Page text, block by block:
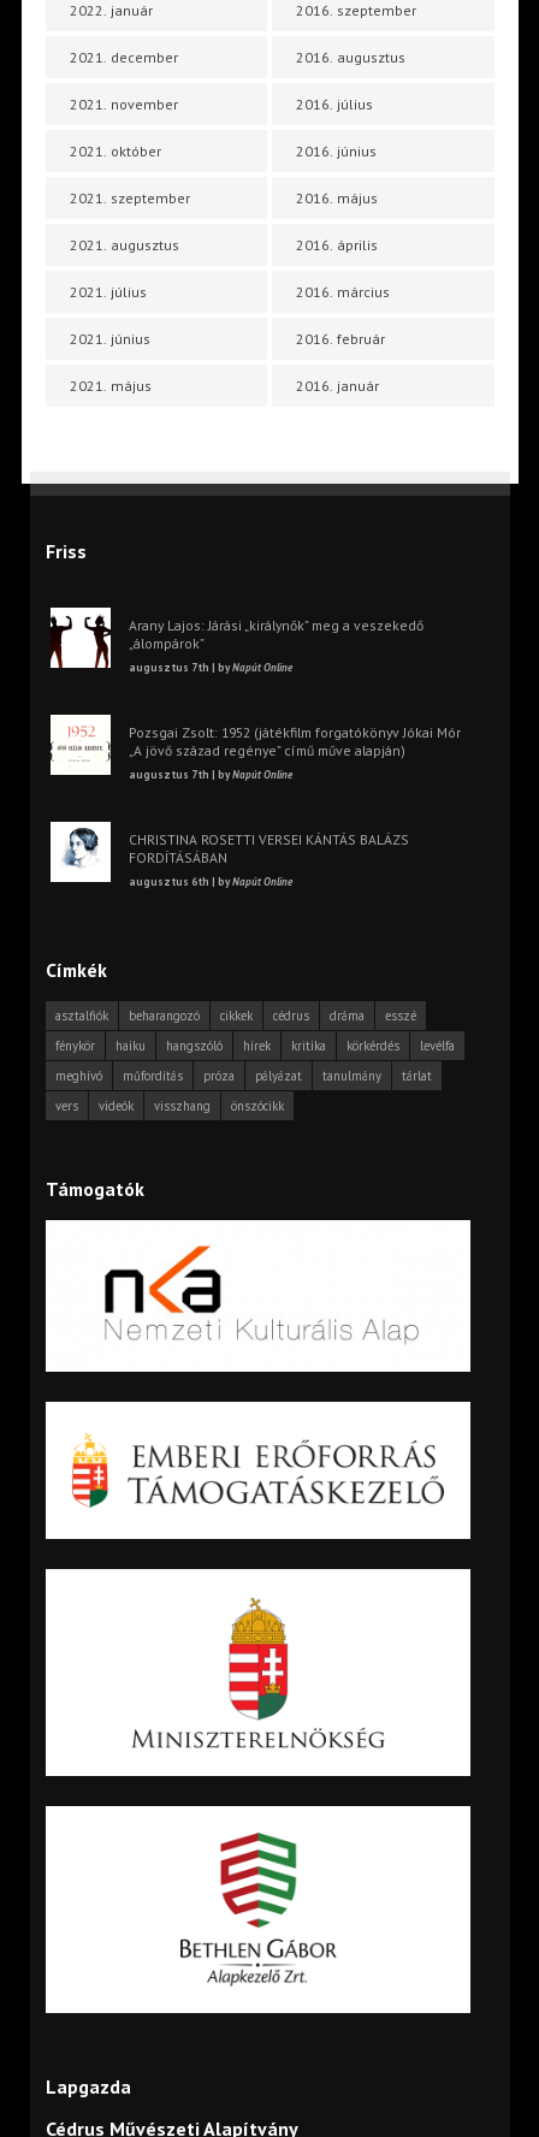
2022. január
2021. december
2021. november
2021. október
2021. szeptember
2021. augusztus
2021. július
2021. június
2021. május
2016. szeptember
2016. augusztus
2016. július
2016. június
2016. május
2016. április
2016. március
2016. február
2016. január
Friss
Arany Lajos: Járási „királynők” meg a veszekedő
„álompárok”
augusztus 7th | byNapút Online
Pozsgai Zsolt: 1952 (játékfilm forgatókönyv Jókai Mór
„A jövő század regénye” című műve alapján)
augusztus 7th | byNapút Online
CHRISTINA ROSETTI VERSEI KÁNTÁS BALÁZS
FORDÍTÁSÁBAN
augusztus 6th | byNapút Online
Címkék
asztalfiók beharangozó cikkek cédrus dráma
esszé
fénykör
haiku hangszóló hírek kritika körkérdés
levélfa
meghívó
műfordítás próza pályázat tanulmány
tárlat
vers
videók visszhang önszócikk
Támogatók
Lapgazda
Cédrus Művészeti Alapítvány